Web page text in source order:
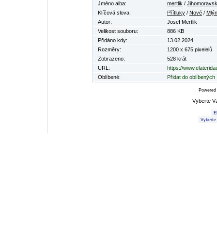
Jméno alba:
mertlik /
Klíčová slova:
Přítluky / Nové /
Autor:
Josef Mertlik
Velikost souboru:
886 KB
Přidáno kdy:
13.02.2024
Rozměry:
1200 x 675 pixelelů
Zobrazeno:
528 krát
URL:
https://
Oblíbené:
Přidat do oblíbených
Vyberte